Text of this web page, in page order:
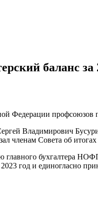
баланс за
Федерации
Владимирович
членам Совета об
бухгалтера
год и единогласно